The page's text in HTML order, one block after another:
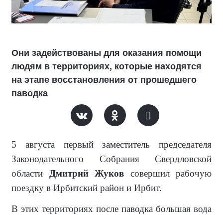
Они задействованы для оказания помощи
людям в территориях, которые находятся
на этапе восстановления от прошедшего
паводка
5 августа первый заместитель председателя
Законодательного Собрания Свердловской
области
Дмитрий Жуков совершил рабочую
поездку в Ирбитский район и Ирбит.
В этих территориях после паводка большая вода